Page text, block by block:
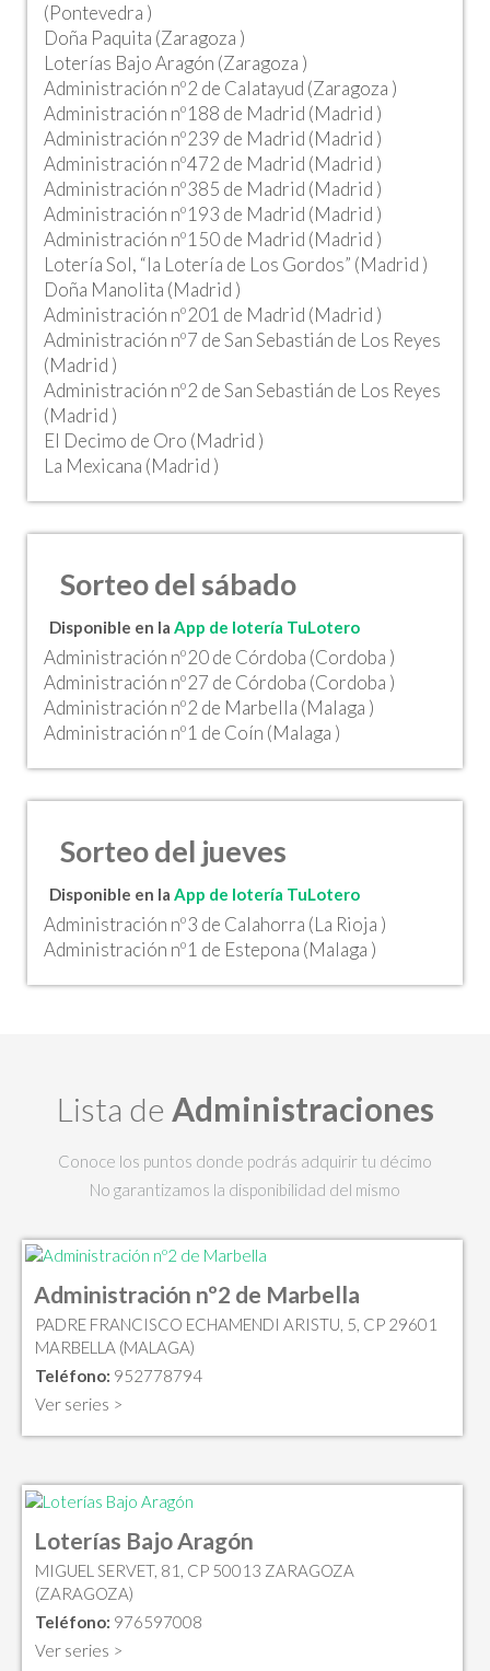
(Pontevedra )
Doña Paquita (Zaragoza )
Loterías Bajo Aragón (Zaragoza )
Administración nº2 de Calatayud (Zaragoza )
Administración nº188 de Madrid (Madrid )
Administración nº239 de Madrid (Madrid )
Administración nº472 de Madrid (Madrid )
Administración nº385 de Madrid (Madrid )
Administración nº193 de Madrid (Madrid )
Administración nº150 de Madrid (Madrid )
Lotería Sol, “la Lotería de Los Gordos” (Madrid )
Doña Manolita (Madrid )
Administración nº201 de Madrid (Madrid )
Administración nº7 de San Sebastián de Los Reyes
(Madrid )
Administración nº2 de San Sebastián de Los Reyes
(Madrid )
El Decimo de Oro (Madrid )
La Mexicana (Madrid )
Sorteo del sábado
Disponible en la App de lotería TuLotero
Administración nº20 de Córdoba (Cordoba )
Administración nº27 de Córdoba (Cordoba )
Administración nº2 de Marbella (Malaga )
Administración nº1 de Coín (Malaga )
Sorteo del jueves
Disponible en la App de lotería TuLotero
Administración nº3 de Calahorra (La Rioja )
Administración nº1 de Estepona (Malaga )
Lista de Administraciones
Conoce los puntos donde podrás adquirir tu décimo
No garantizamos la disponibilidad del mismo
Administración nº2 de Marbella
PADRE FRANCISCO ECHAMENDI ARISTU, 5, CP 29601
MARBELLA (MALAGA)
Teléfono: 952778794
Ver series >
Loterías Bajo Aragón
MIGUEL SERVET, 81, CP 50013 ZARAGOZA
(ZARAGOZA)
Teléfono: 976597008
Ver series >